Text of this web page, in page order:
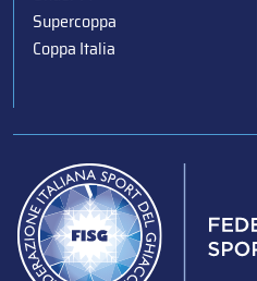
Supercoppa
Coppa Italia